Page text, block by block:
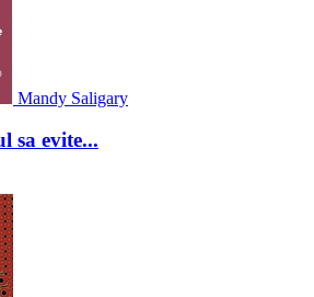
Mandy Saligary
sa evite...